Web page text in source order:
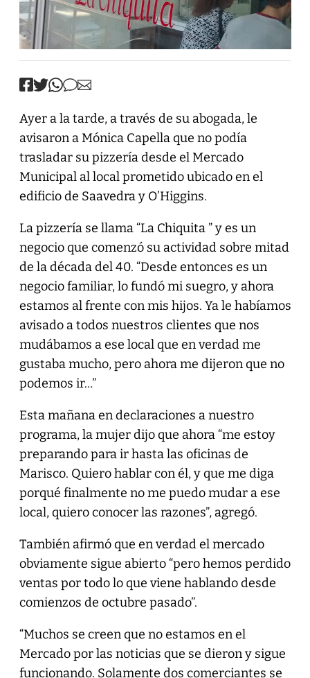
Ayer a la tarde, a través de su abogada, le
avisaron a Mónica Capella que no podía
trasladar su pizzería desde el Mercado
Municipal al local prometido ubicado en el
edificio de Saavedra y O’Higgins.
La pizzería se llama “La Chiquita ” y es un
negocio que comenzó su actividad sobre mitad
de la década del 40. “Desde entonces es un
negocio familiar, lo fundó mi suegro, y ahora
estamos al frente con mis hijos. Ya le habíamos
avisado a todos nuestros clientes que nos
mudábamos a ese local que en verdad me
gustaba mucho, pero ahora me dijeron que no
podemos ir…”
Esta mañana en declaraciones a nuestro
programa, la mujer dijo que ahora “me estoy
preparando para ir hasta las oficinas de
Marisco. Quiero hablar con él, y que me diga
porqué finalmente no me puedo mudar a ese
local, quiero conocer las razones”, agregó.
También afirmó que en verdad el mercado
obviamente sigue abierto “pero hemos perdido
ventas por todo lo que viene hablando desde
comienzos de octubre pasado”.
“Muchos se creen que no estamos en el
Mercado por las noticias que se dieron y sigue
funcionando. Solamente dos comerciantes se